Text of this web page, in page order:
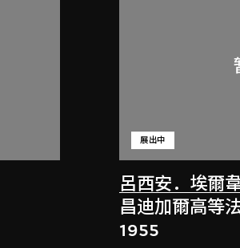
呂西安．埃爾
展出中
昌迪加爾高等
1955